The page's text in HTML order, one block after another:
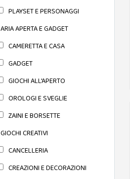
PLAYSET E PERSONAGGI
ARIA APERTA E GADGET
CAMERETTA E CASA
GADGET
GIOCHI ALL'APERTO
OROLOGI E SVEGLIE
ZAINI E BORSETTE
GIOCHI CREATIVI
CANCELLERIA
CREAZIONI E DECORAZIONI